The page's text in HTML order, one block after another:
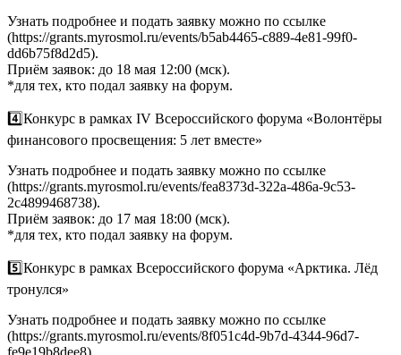
Узнать подробнее и подать заявку можно по ссылке
(https://grants.myrosmol.ru/events/b5ab4465-c889-4e81-99f0-
dd6b75f8d2d5).
Приём заявок: до 18 мая 12:00 (мск).
*для тех, кто подал заявку на форум.
4️⃣Конкурс в рамках IV Всероссийского форума «Волонтёры
финансового просвещения: 5 лет вместе»
Узнать подробнее и подать заявку можно по ссылке
(https://grants.myrosmol.ru/events/fea8373d-322a-486a-9c53-
2c4899468738).
Приём заявок: до 17 мая 18:00 (мск).
*для тех, кто подал заявку на форум.
5️⃣Конкурс в рамках Всероссийского форума «Арктика. Лёд
тронулся»
Узнать подробнее и подать заявку можно по ссылке
(https://grants.myrosmol.ru/events/8f051c4d-9b7d-4344-96d7-